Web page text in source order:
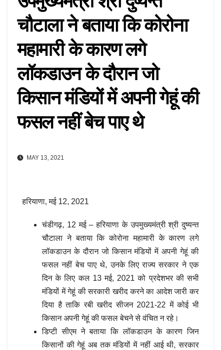
चौटाला ने बताया कि कोरोना
महामारी के कारण लगे
लॉकडाउन के दौरान जो
किसान मंडियों में अपनी गेहूं की
फसल नहीं बेच पाए थे
MAY 13, 2021
हरियाणा, मई 12, 2021
चंडीगढ़, 12 मई – हरियाणा के उपमुख्यमंत्री श्री दुष्यन्त
चौटाला ने बताया कि कोरोना महामारी के कारण लगे
लॉकडाउन के दौरान जो किसान मंडियों में अपनी गेहूं की
फसल नहीं बेच पाए थे, उनके लिए राज्य सरकार ने एक
दिन के लिए कल 13 मई, 2021 को प्रदेशभर की सभी
मंडियों में गेहूं की सरकारी खरीद करने का आदेश जारी कर
दिया है ताकि रबी खरीद सीजन 2021-22 में कोई भी
किसान अपनी गेहूं की फसल बेचने से वंचित न रहे।
डिप्टी सीएम ने बताया कि लॉकडाउन के कारण जिन
किसानों की गेहूं अब तक मंडियों में नहीं आई थी, सरकार